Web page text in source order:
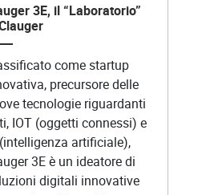
3E, il “Laboratorio”
come startup
precursore delle
tecnologie riguardanti
IOT (oggetti connessi) e
artificiale),
3E è un ideatore di
digitali innovative